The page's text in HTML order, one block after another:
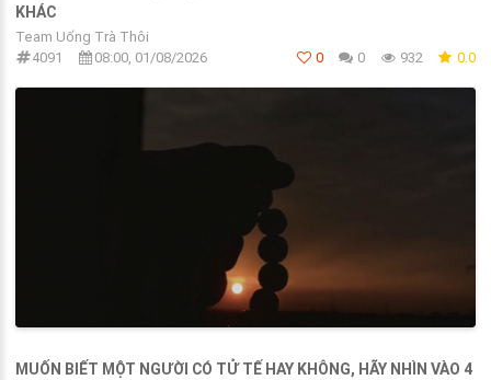
KHÁC
Team Uống Trà Thôi
4091
08:00, 01/08/2026 0 0 932 0.0
MUỐN BIẾT MỘT NGƯỜI CÓ TỬ TẾ HAY KHÔNG, HÃY NHÌN VÀO 4